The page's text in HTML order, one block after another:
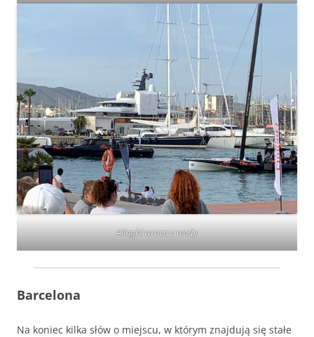
Alinghi wraca z wody
Barcelona
Na koniec kilka słów o miejscu, w którym znajdują się stałe